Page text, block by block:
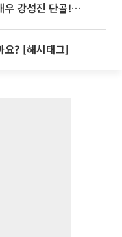
'2TV 생생정보' 오늘방송맛집- 배우 강성진 단골! 쌀국수ㆍ푸팟퐁 커리 맛집 '블○○○'
요? [해시태그]